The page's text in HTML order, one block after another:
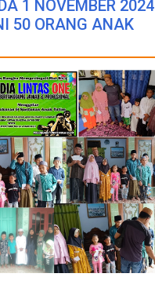
1 NOVEMBER 2024
50 ORANG ANAK